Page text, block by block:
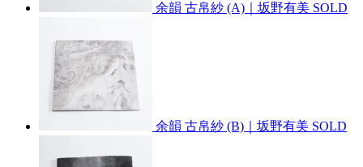
余韻 古帛紗 (A)｜坂野有美 SOLD
余韻 古帛紗 (B)｜坂野有美 SOLD